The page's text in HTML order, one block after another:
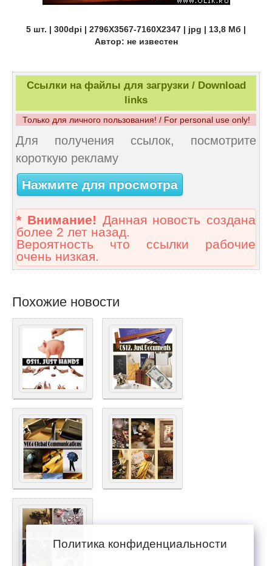
5 шт. | 300dpi | 2796X3567-7160X2347 | jpg | 13,8 Мб |
Автор: не известен
Ссылки на файлы для загрузки / Download
links
Только для личного пользования! / For personal use only!
Для получения ссылок, посмотрите
короткую рекламу
Нажмите для просмотра
* Внимание! Данная новость создана
более 2 лет назад.
Вероятность что ссылки рабочие
очень низкая.
Похожие новости
Политика конфиденциальности